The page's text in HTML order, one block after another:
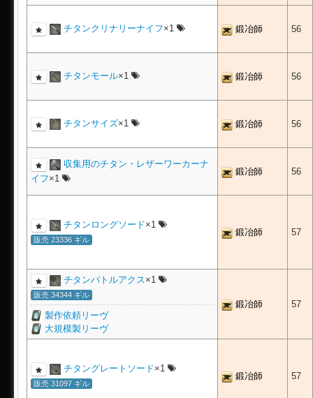
チタンクリナリーナイフ×1 鍛冶師 56
チタンモール×1 鍛冶師 56
チタンサイズ×1 鍛冶師 56
収集用のチタン・レザーワーカーナ
イフ×1
鍛冶師 56
チタンロングソード×1
販売 23336 ギル
鍛冶師 57
チタンバトルアクス×1
販売 34344 ギル
製作依頼リーヴ
大規模製リーヴ
鍛冶師 57
チタングレートソード×1
販売 31097 ギル
鍛冶師 57